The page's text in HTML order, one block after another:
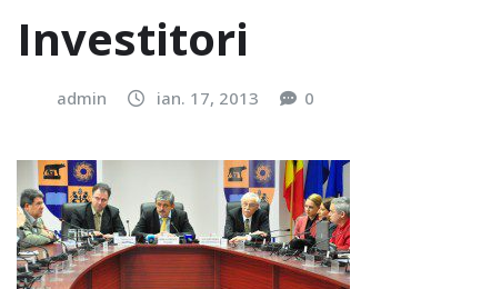
Investitori
admin ian. 17, 2013 0